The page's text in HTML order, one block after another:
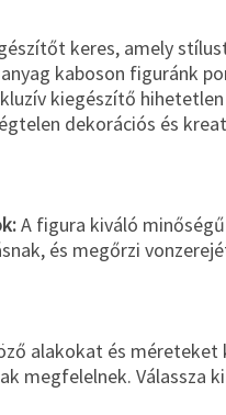
keres, amely
kaboson figuránk
kiegészítő hihetetlen
dekorációs és
A figura kiváló
és megőrzi
alakokat és méreteket
megfelelnek. Válassza ki